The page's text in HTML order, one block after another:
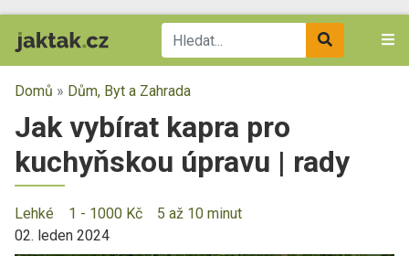
Domů » Dům, Byt a Zahrada
Jak vybírat kapra pro
kuchyňskou úpravu | rady
Lehké 1 - 1000 Kč
5 až 10 minut
02. leden 2024